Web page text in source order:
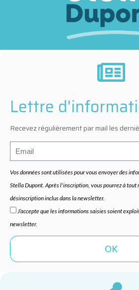
Lettre
Recevez régulièrement par mail les
Vos données sont utilisées pour vous envoyer des
Stella Dupont. Après l'inscription, vous pourrez à tout
désinscription inclus dans la newsletter.
J’accepte que les informations saisies soient
newsletter.